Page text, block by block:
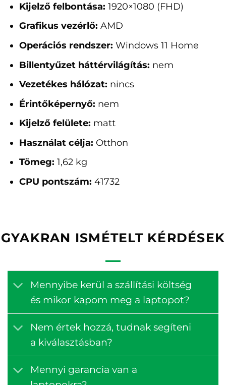
Kijelző felbontása: 1920×1080 (FHD)
Grafikus vezérlő: AMD
Operációs rendszer: Windows 11 Home
Billentyűzet háttérvilágítás: nem
Vezetékes hálózat: nincs
Érintőképernyő: nem
Kijelző felülete: matt
Használat célja: Otthon
Tömeg: 1,62 kg
CPU pontszám: 41732
GYAKRAN ISMÉTELT KÉRDÉSEK
Mennyibe kerül a szállítási költség
és mikor kapom meg a laptopot?
Nem értek hozzá, tudnak segíteni
a kiválasztásban?
Mennyi garancia van a